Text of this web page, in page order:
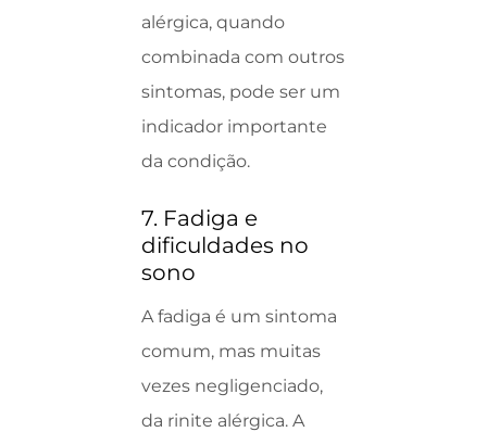
alérgica, quando
combinada com outros
sintomas, pode ser um
indicador importante
da condição.
7. Fadiga e
dificuldades no
sono
A fadiga é um sintoma
comum, mas muitas
vezes negligenciado,
da rinite alérgica. A